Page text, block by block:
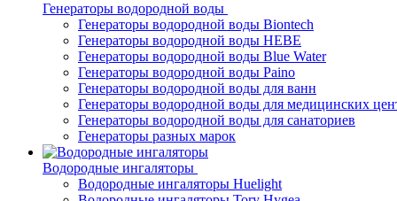
Генераторы водородной воды
Генераторы водородной воды Biontech
Генераторы водородной воды HEBE
Генераторы водородной воды Blue Water
Генераторы водородной воды Paino
Генераторы водородной воды для ванн
Генераторы водородной воды для медицинских
Генераторы водородной воды для санаториев
Генераторы разных марок
Водородные ингаляторы
Водородные ингаляторы Huelight